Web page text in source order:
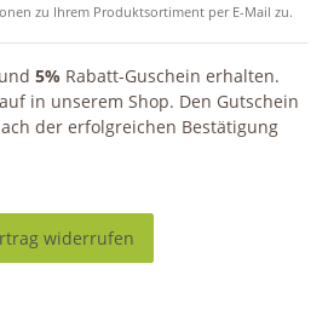
zu Ihrem Produktsortiment per E-Mail zu.
5% Rabatt-Guschein erhalten.
in unserem Shop. Den Gutschein
der erfolgreichen Bestätigung
widerrufen